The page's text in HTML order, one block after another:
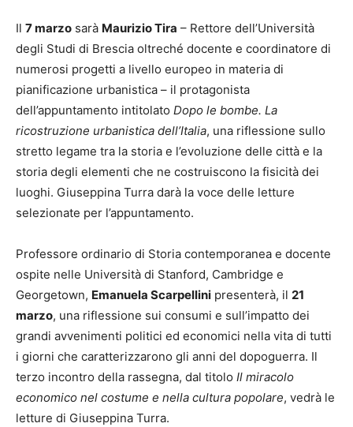
Il 7 marzo sarà Maurizio Tira – Rettore dell’Università
degli Studi di Brescia oltreché docente e coordinatore di
numerosi progetti a livello europeo in materia di
pianificazione urbanistica – il protagonista
dell’appuntamento intitolato Dopo le bombe. La
ricostruzione urbanistica dell’Italia, una riflessione sullo
stretto legame tra la storia e l’evoluzione delle città e la
storia degli elementi che ne costruiscono la fisicità dei
luoghi. Giuseppina Turra darà la voce delle letture
selezionate per l’appuntamento.
Professore ordinario di Storia contemporanea e docente
ospite nelle Università di Stanford, Cambridge e
Georgetown, Emanuela Scarpellini presenterà, il 21
marzo, una riflessione sui consumi e sull’impatto dei
grandi avvenimenti politici ed economici nella vita di tutti
i giorni che caratterizzarono gli anni del dopoguerra. Il
terzo incontro della rassegna, dal titolo Il miracolo
economico nel costume e nella cultura popolare, vedrà le
letture di Giuseppina Turra.